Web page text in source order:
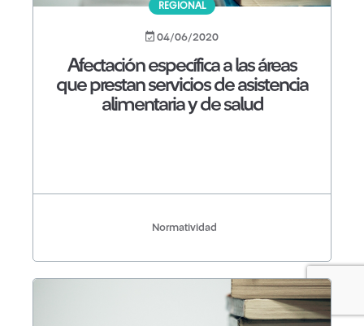
REGIONAL
04/06/2020
Afectación específica a las áreas
que prestan servicios de asistencia
alimentaria y de salud
Normatividad